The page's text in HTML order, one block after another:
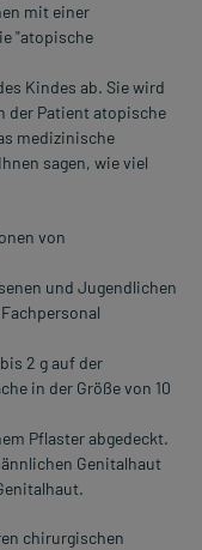
mit einer
"atopische
Kindes ab. Sie wird
der Patient atopische
medizinische
sagen, wie viel
von
und Jugendlichen
2 g auf der
in der Größe von 10
Pflaster abgedeckt.
Genitalhaut
chirurgischen